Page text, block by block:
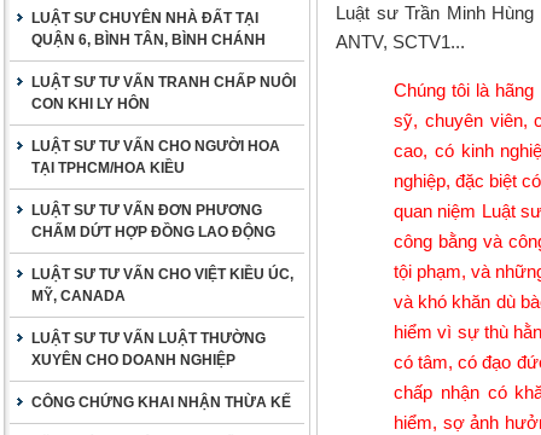
LUẬT SƯ CHUYÊN NHÀ ĐẤT TẠI
QUẬN 6, BÌNH TÂN, BÌNH CHÁNH
LUẬT SƯ TƯ VẤN TRANH CHẤP NUÔI
CON KHI LY HÔN
LUẬT SƯ TƯ VẤN CHO NGƯỜI HOA
TẠI TPHCM/HOA KIỀU
LUẬT SƯ TƯ VẤN ĐƠN PHƯƠNG
CHẤM DỨT HỢP ĐỒNG LAO ĐỘNG
LUẬT SƯ TƯ VẤN CHO VIỆT KIỀU ÚC,
MỸ, CANADA
LUẬT SƯ TƯ VẤN LUẬT THƯỜNG
XUYÊN CHO DOANH NGHIỆP
CÔNG CHỨNG KHAI NHẬN THỪA KẾ
Luật sư Trần Minh
ANTV, SCTV1...
Chúng tôi là
sỹ, chuyên viên,
cao, có kinh
nghiệp, đặc biệt
quan niệm Luật
công bằng và
tội phạm, và
và khó khăn dù
hiểm vì sự thù
có tâm, có đạo
chấp nhận có
hiểm, sợ ảnh